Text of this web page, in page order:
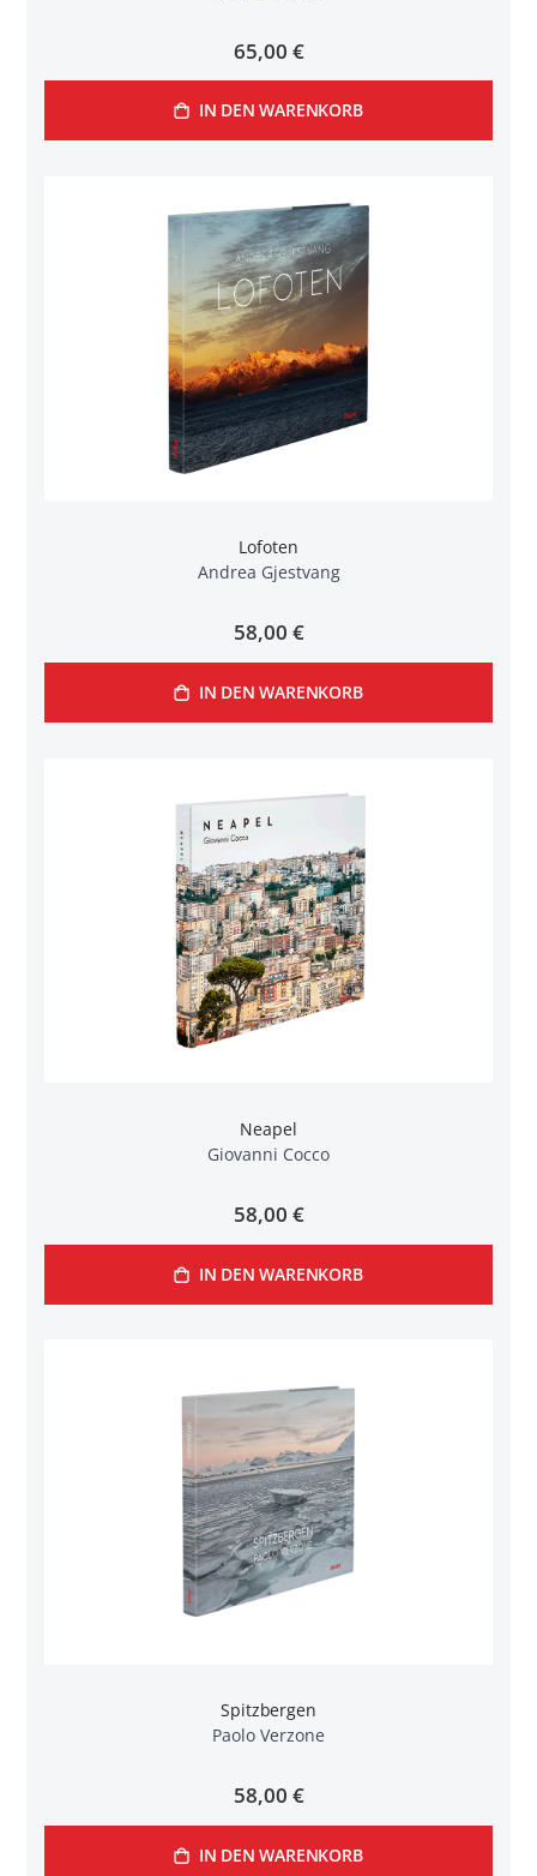
65,00 €
IN DEN WARENKORB
Lofoten
Andrea Gjestvang
58,00 €
IN DEN WARENKORB
Neapel
Giovanni Cocco
58,00 €
IN DEN WARENKORB
Spitzbergen
Paolo Verzone
58,00 €
IN DEN WARENKORB